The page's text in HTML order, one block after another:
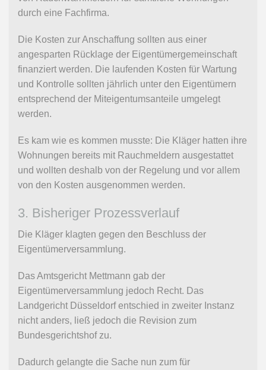
durch eine Fachfirma.
Die Kosten zur Anschaffung sollten aus einer
angesparten Rücklage der Eigentümergemeinschaft
finanziert werden. Die laufenden Kosten für Wartung
und Kontrolle sollten jährlich unter den Eigentümern
entsprechend der Miteigentumsanteile umgelegt
werden.
Es kam wie es kommen musste: Die Kläger hatten ihre
Wohnungen bereits mit Rauchmeldern ausgestattet
und wollten deshalb von der Regelung und vor allem
von den Kosten ausgenommen werden.
3. Bisheriger Prozessverlauf
Die Kläger klagten gegen den Beschluss der
Eigentümerversammlung.
Das Amtsgericht Mettmann gab der
Eigentümerversammlung jedoch Recht. Das
Landgericht Düsseldorf entschied in zweiter Instanz
nicht anders, ließ jedoch die Revision zum
Bundesgerichtshof zu.
Dadurch gelangte die Sache nun zum für